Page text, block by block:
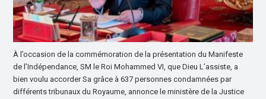
À l’occasion de la commémoration de la présentation du Manifeste
de l’Indépendance, SM le Roi Mohammed VI, que Dieu L’assiste, a
bien voulu accorder Sa grâce à 637 personnes condamnées par
différents tribunaux du Royaume, annonce le ministère de la Justice